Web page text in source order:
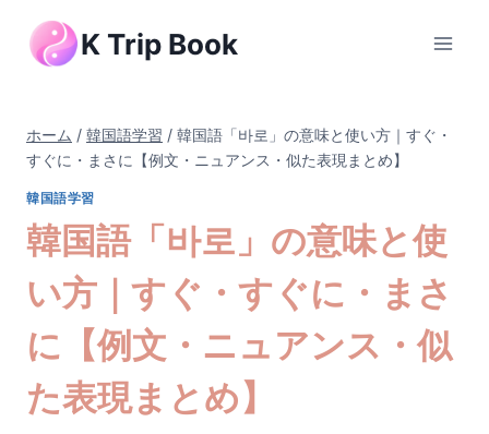
K Trip Book
ホーム / 韓国語学習 / 韓国語「바로」の意味と使い方｜すぐ・
すぐに・まさに【例文・ニュアンス・似た表現まとめ】
韓国語学習
韓国語「바로」の意味と使
い方｜すぐ・すぐに・まさ
に【例文・ニュアンス・似
た表現まとめ】